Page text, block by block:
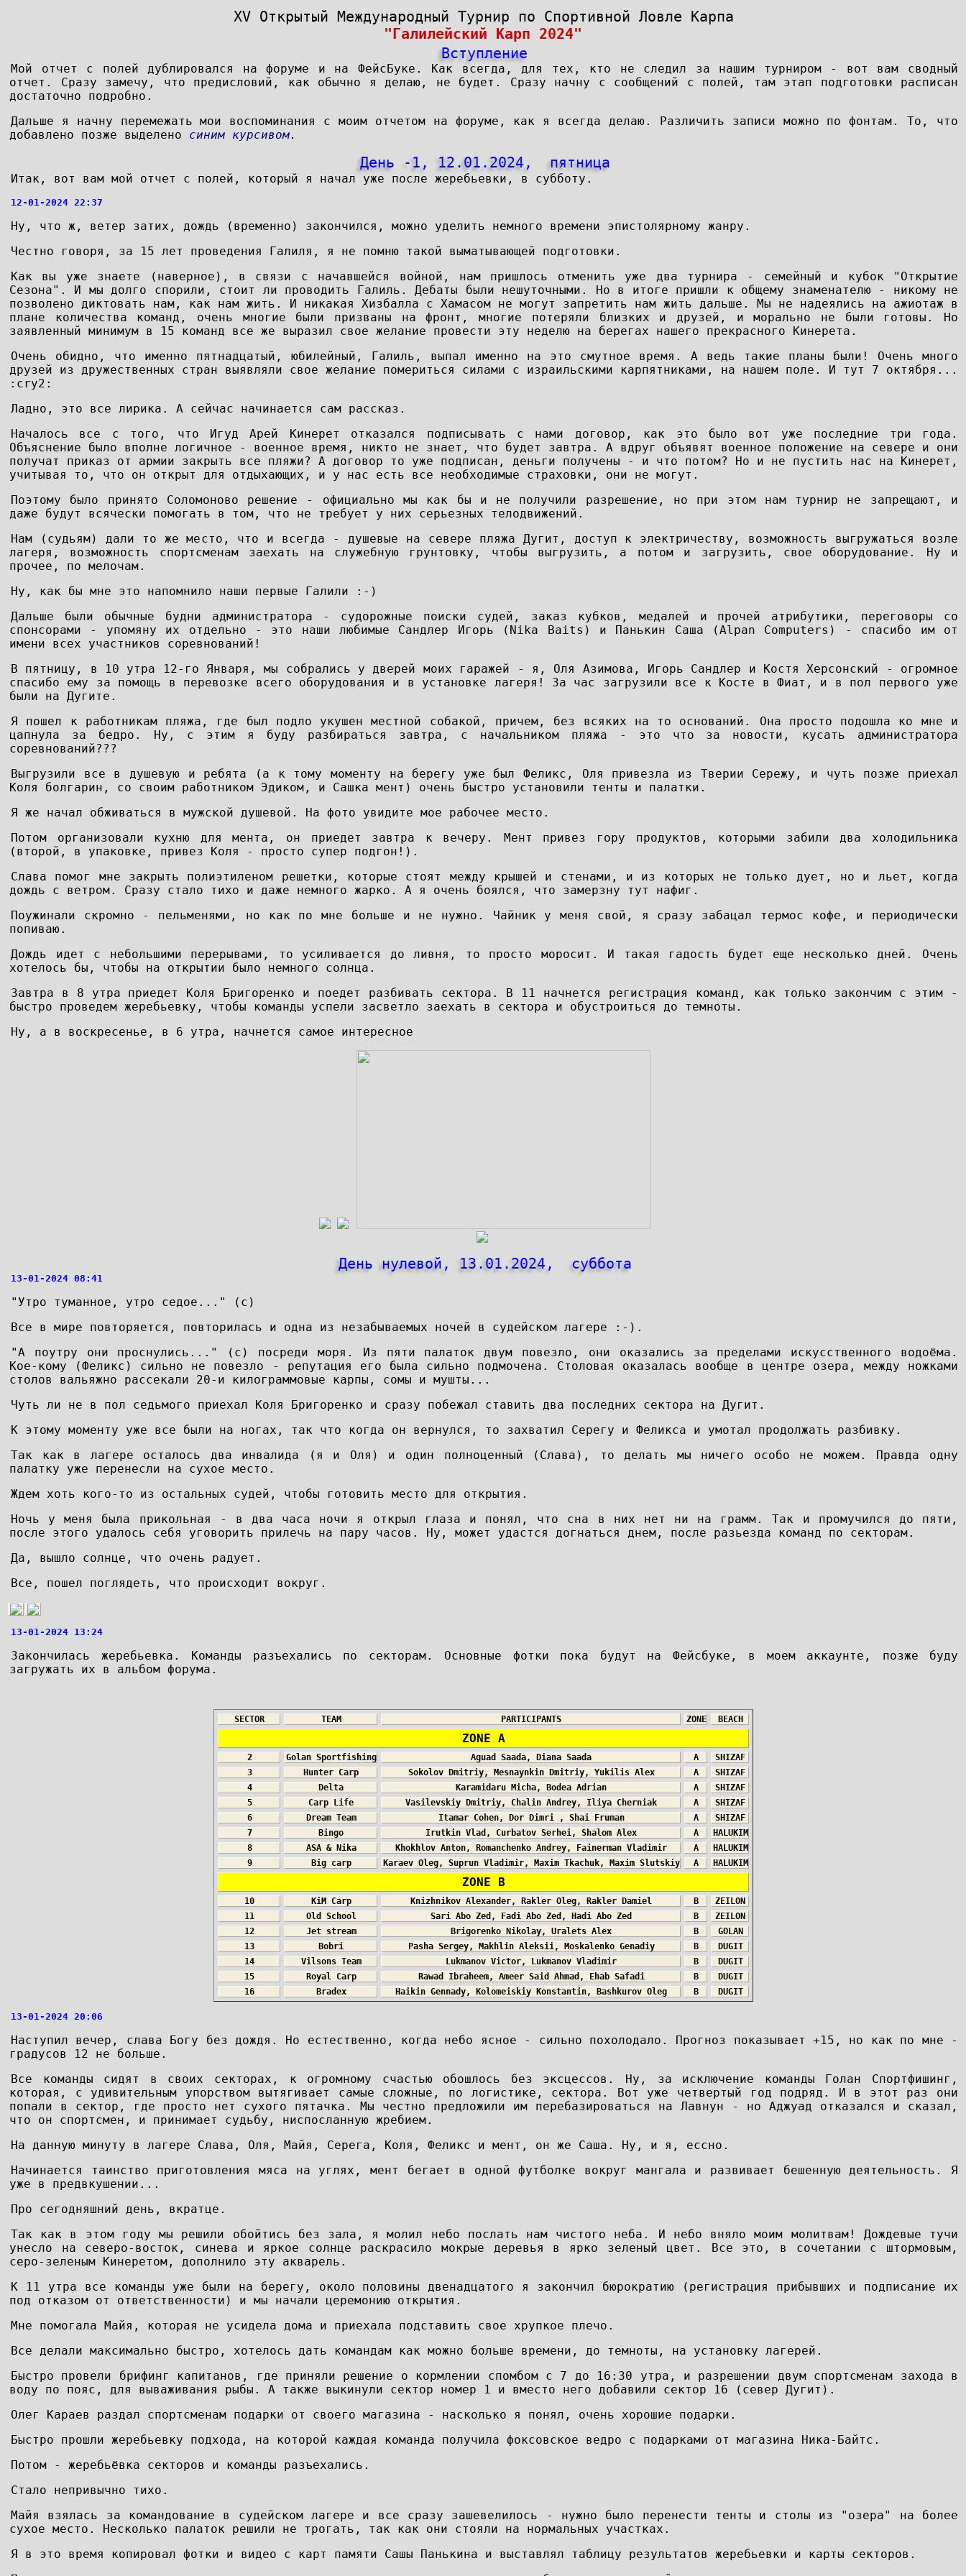
XV Открытый Международный Турнир по Спортивной Ловле Карпа
"Галилейский Карп 2024"
Вступление
Мой отчет с полей дублировался на форуме и на ФейсБуке. Как всегда, для тех, кто не следил за нашим турниром - вот вам сводный
отчет. Сразу замечу, что предисловий, как обычно я делаю, не будет. Сразу начну с сообщений с полей, там этап подготовки расписан
достаточно подробно.
Дальше я начну перемежать мои воспоминания с моим отчетом на форуме, как я всегда делаю. Различить записи можно по фонтам. То, что
добавлено позже выделено синим курсивом.
День -1, 12.01.2024, пятница
Итак, вот вам мой отчет с полей, который я начал уже после жеребьевки, в субботу.
12-01-2024 22:37
Ну, что ж, ветер затих, дождь (временно) закончился, можно уделить немного времени эпистолярному жанру.
Честно говоря, за 15 лет проведения Галиля, я не помню такой выматывающей подготовки.
Как вы уже знаете (наверное), в связи с начавшейся войной, нам пришлось отменить уже два турнира - семейный и кубок "Открытие
Сезона". И мы долго спорили, стоит ли проводить Галиль. Дебаты были нешуточными. Но в итоге пришли к общему знаменателю - никому не
позволено диктовать нам, как нам жить. И никакая Хизбалла с Хамасом не могут запретить нам жить дальше. Мы не надеялись на ажиотаж в
плане количества команд, очень многие были призваны на фронт, многие потеряли близких и друзей, и морально не были готовы. Но
заявленный минимум в 15 команд все же выразил свое желание провести эту неделю на берегах нашего прекрасного Кинерета.
Очень обидно, что именно пятнадцатый, юбилейный, Галиль, выпал именно на это смутное время. А ведь такие планы были! Очень много
друзей из дружественных стран выявляли свое желание помериться силами с израильскими карпятниками, на нашем поле. И тут 7 октября...
:cry2:
Ладно, это все лирика. А сейчас начинается сам рассказ.
Началось все с того, что Игуд Арей Кинерет отказался подписывать с нами договор, как это было вот уже последние три года.
Объяснение было вполне логичное - военное время, никто не знает, что будет завтра. А вдруг объявят военное положение на севере и они
получат приказ от армии закрыть все пляжи? А договор то уже подписан, деньги получены - и что потом? Но и не пустить нас на Кинерет,
учитывая то, что он открыт для отдыхающих, и у нас есть все необходимые страховки, они не могут.
Поэтому было принято Соломоново решение - официально мы как бы и не получили разрешение, но при этом нам турнир не запрещают, и
даже будут всячески помогать в том, что не требует у них серьезных телодвижений.
Нам (судьям) дали то же место, что и всегда - душевые на севере пляжа Дугит, доступ к электричеству, возможность выгружаться возле
лагеря, возможность спортсменам заехать на служебную грунтовку, чтобы выгрузить, а потом и загрузить, свое оборудование. Ну и
прочее, по мелочам.
Ну, как бы мне это напомнило наши первые Галили :-)
Дальше были обычные будни администратора - судорожные поиски судей, заказ кубков, медалей и прочей атрибутики, переговоры со
спонсорами - упомяну их отдельно - это наши любимые Сандлер Игорь (Nika Baits) и Панькин Саша (Alpan Computers) - спасибо им от
имени всех участников соревнований!
В пятницу, в 10 утра 12-го Января, мы собрались у дверей моих гаражей - я, Оля Азимова, Игорь Сандлер и Костя Херсонский - огромное
спасибо ему за помощь в перевозке всего оборудования и в установке лагеря! За час загрузили все к Косте в Фиат, и в пол первого уже
были на Дугите.
Я пошел к работникам пляжа, где был подло укушен местной собакой, причем, без всяких на то оснований. Она просто подошла ко мне и
цапнула за бедро. Ну, с этим я буду разбираться завтра, с начальником пляжа - это что за новости, кусать администратора
соревнований???
Выгрузили все в душевую и ребята (а к тому моменту на берегу уже был Феликс, Оля привезла из Тверии Сережу, и чуть позже приехал
Коля болгарин, со своим работником Эдиком, и Сашка мент) очень быстро установили тенты и палатки.
Я же начал обживаться в мужской душевой. На фото увидите мое рабочее место.
Потом организовали кухню для мента, он приедет завтра к вечеру. Мент привез гору продуктов, которыми забили два холодильника
(второй, в упаковке, привез Коля - просто супер подгон!).
Слава помог мне закрыть полиэтиленом решетки, которые стоят между крышей и стенами, и из которых не только дует, но и льет, когда
дождь с ветром. Сразу стало тихо и даже немного жарко. А я очень боялся, что замерзну тут нафиг.
Поужинали скромно - пельменями, но как по мне больше и не нужно. Чайник у меня свой, я сразу забацал термос кофе, и периодически
попиваю.
Дождь идет с небольшими перерывами, то усиливается до ливня, то просто моросит. И такая гадость будет еще несколько дней. Очень
хотелось бы, чтобы на открытии было немного солнца.
Завтра в 8 утра приедет Коля Бригоренко и поедет разбивать сектора. В 11 начнется регистрация команд, как только закончим с этим -
быстро проведем жеребьевку, чтобы команды успели засветло заехать в сектора и обустроиться до темноты.
Ну, а в воскресенье, в 6 утра, начнется самое интересное
День нулевой, 13.01.2024, суббота
13-01-2024 08:41
"Утро туманное, утро седое..." (с)
Все в мире повторяется, повторилась и одна из незабываемых ночей в судейском лагере :-).
"А поутру они проснулись..." (с) посреди моря. Из пяти палаток двум повезло, они оказались за пределами искусственного водоёма.
Кое-кому (Феликс) сильно не повезло - репутация его была сильно подмочена. Столовая оказалась вообще в центре озера, между ножками
столов вальяжно рассекали 20-и килограммовые карпы, сомы и мушты...
Чуть ли не в пол седьмого приехал Коля Бригоренко и сразу побежал ставить два последних сектора на Дугит.
К этому моменту уже все были на ногах, так что когда он вернулся, то захватил Серегу и Феликса и умотал продолжать разбивку.
Так как в лагере осталось два инвалида (я и Оля) и один полноценный (Слава), то делать мы ничего особо не можем. Правда одну
палатку уже перенесли на сухое место.
Ждем хоть кого-то из остальных судей, чтобы готовить место для открытия.
Ночь у меня была прикольная - в два часа ночи я открыл глаза и понял, что сна в них нет ни на грамм. Так и промучился до пяти,
после этого удалось себя уговорить прилечь на пару часов. Ну, может удастся догнаться днем, после разьезда команд по секторам.
Да, вышло солнце, что очень радует.
Все, пошел поглядеть, что происходит вокруг.
13-01-2024 13:24
Закончилась жеребьевка. Команды разъехались по секторам. Основные фотки пока будут на Фейсбуке, в моем аккаунте, позже буду
загружать их в альбом форума.
SECTOR TEAM PARTICIPANTS ZONE BEACH
ZONE A
2 Golan Sportfishing Aguad Saada, Diana Saada A
SHIZAF
3
Hunter Carp Sokolov Dmitriy, Mesnaynkin Dmitriy, Yukilis Alex A
SHIZAF
4
Delta Karamidaru Micha, Bodea Adrian A
SHIZAF
5
Carp Life Vasilevskiy Dmitriy, Chalin Andrey, Iliya Cherniak A
SHIZAF
6
Dream Team Itamar Cohen, Dor Dimri , Shai Fruman A
SHIZAF
7
Bingo Irutkin Vlad, Curbatov Serhei, Shalom Alex A
HALUKIM
8
ASA & Nika Khokhlov Anton, Romanchenko Andrey, Fainerman Vladimir A
HALUKIM
9
Big carp Karaev Oleg, Suprun Vladimir, Maxim Tkachuk, Maxim Slutskiy A HALUKIM
ZONE B
10 KiM Carp Knizhnikov Alexander, Rakler Oleg, Rakler Damiel B
ZEILON
11
Old School Sari Abo Zed, Fadi Abo Zed, Hadi Abo Zed B
ZEILON
12
Jet stream Brigorenko Nikolay, Uralets Alex B
GOLAN
13
Bobri Pasha Sergey, Makhlin Aleksii, Moskalenko Genadiy B
DUGIT
14
Vilsons Team Lukmanov Victor, Lukmanov Vladimir B
DUGIT
15
Royal Carp Rawad Ibraheem, Ameer Said Ahmad, Ehab Safadi B
DUGIT
16
Bradex Haikin Gennady, Kolomeiskiy Konstantin, Bashkurov Oleg B DUGIT
13-01-2024 20:06
Наступил вечер, слава Богу без дождя. Но естественно, когда небо ясное - сильно похолодало. Прогноз показывает +15, но как по мне -
градусов 12 не больше.
Все команды сидят в своих секторах, к огромному счастью обошлось без эксцессов. Ну, за исключение команды Голан Спортфишинг,
которая, с удивительным упорством вытягивает самые сложные, по логистике, сектора. Вот уже четвертый год подряд. И в этот раз они
попали в сектор, где просто нет сухого пятачка. Мы честно предложили им перебазироваться на Лавнун - но Аджуад отказался и сказал,
что он спортсмен, и принимает судьбу, ниспосланную жребием.
На данную минуту в лагере Слава, Оля, Майя, Серега, Коля, Феликс и мент, он же Саша. Ну, и я, ессно.
Начинается таинство приготовления мяса на углях, мент бегает в одной футболке вокруг мангала и развивает бешенную деятельность. Я
уже в предвкушении...
Про сегодняшний день, вкратце.
Так как в этом году мы решили обойтись без зала, я молил небо послать нам чистого неба. И небо вняло моим молитвам! Дождевые тучи
унесло на северо-восток, синева и яркое солнце раскрасило мокрые деревья в ярко зеленый цвет. Все это, в сочетании с штормовым,
серо-зеленым Кинеретом, дополнило эту акварель.
К 11 утра все команды уже были на берегу, около половины двенадцатого я закончил бюрократию (регистрация прибывших и подписание их
под отказом от ответственности) и мы начали церемонию открытия.
Мне помогала Майя, которая не усидела дома и приехала подставить свое хрупкое плечо.
Все делали максимально быстро, хотелось дать командам как можно больше времени, до темноты, на установку лагерей.
Быстро провели брифинг капитанов, где приняли решение о кормлении спомбом с 7 до 16:30 утра, и разрешении двум спортсменам захода в
воду по пояс, для вываживания рыбы. А также выкинули сектор номер 1 и вместо него добавили сектор 16 (север Дугит).
Олег Караев раздал спортсменам подарки от своего магазина - насколько я понял, очень хорошие подарки.
Быстро прошли жеребьевку подхода, на которой каждая команда получила фоксовское ведро с подарками от магазина Ника-Байтс.
Потом - жеребьёвка секторов и команды разъехались.
Стало непривычно тихо.
Майя взялась за командование в судейском лагере и все сразу зашевелилось - нужно было перенести тенты и столы из "озера" на более
сухое место. Несколько палаток решили не трогать, так как они стояли на нормальных участках.
Я в это время копировал фотки и видео с карт памяти Сашы Панькина и выставлял таблицу результатов жеребьевки и карты секторов.